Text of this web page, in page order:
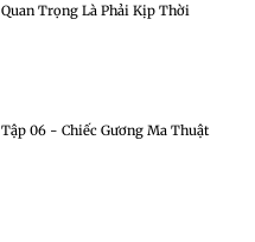
Quan Trọng Là Phải Kịp Thời
Tập 06 - Chiếc Gương Ma Thuật